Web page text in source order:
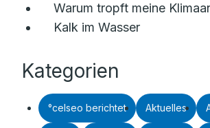
Warum tropft meine
Kalk im Wasser
Kategorien
°celseo berichtet Aktuelles